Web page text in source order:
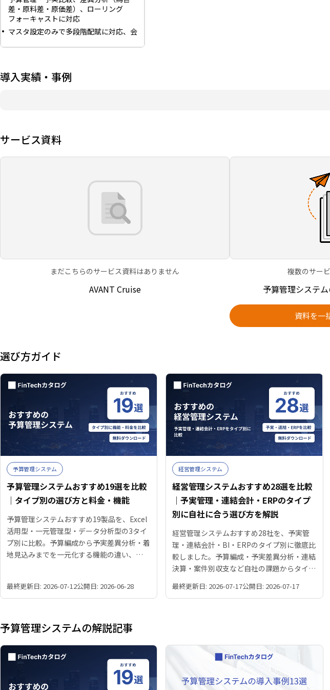
差・原料差・原価差）、ローリング
フォーキャストに対応
マスタ設定のみで多段階配賦に対応、会
を標準搭載
短1週間で利用開始できる導入レスパッ
ケージ
導入実績・事例
サービス資料
まだこちらのサービス資料はありません
AVANT Cruise
複数のサー
予算管理システ
資料を一
選び方ガイド
予算管理システム
予算管理システムおすすめ19選を比較
｜タイプ別の選び方と料金・機能
予算管理システムおすすめ19製品を、Excel
活用型・一元管理型・データ分析型の3タイ
プ別に比較。予算編成から予実差異分析・着
地見込みまでを一元化する機能の違い、
最終更新日: 2026-07-12公開日: 2026-06-28
経営管理システム
経営管理システムおすすめ28選を比較
｜予実管理・連結会計・ERPのタイプ
別に自社に合う選び方を解説
経営管理システムおすすめ28社を、予実管
理・連結会計・BI・ERPのタイプ別に徹底比
較しました。予算編成・予実差異分析・連結
決算・案件別収支など自社の課題からタイプ
り込める比較表・診断・選び方を解説しま
最終更新日: 2026-07-17公開日: 2026-07-17
予算管理システムの解説記事